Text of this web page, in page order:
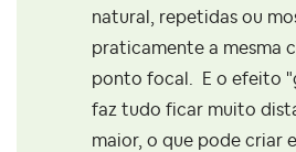
natural, repetidas ou
praticamente a mesma
ponto focal. E o efeito
faz tudo ficar muito
maior, o que pode criar